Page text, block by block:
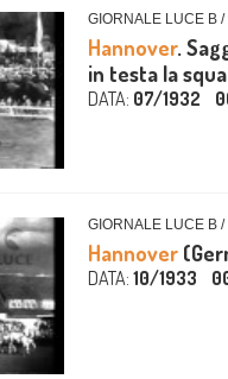
GIORNALE LUCE B
Hannover.
in testa la
DATA: 07/1932
GIORNALE LUCE B
Hannover
DATA: 10/1933